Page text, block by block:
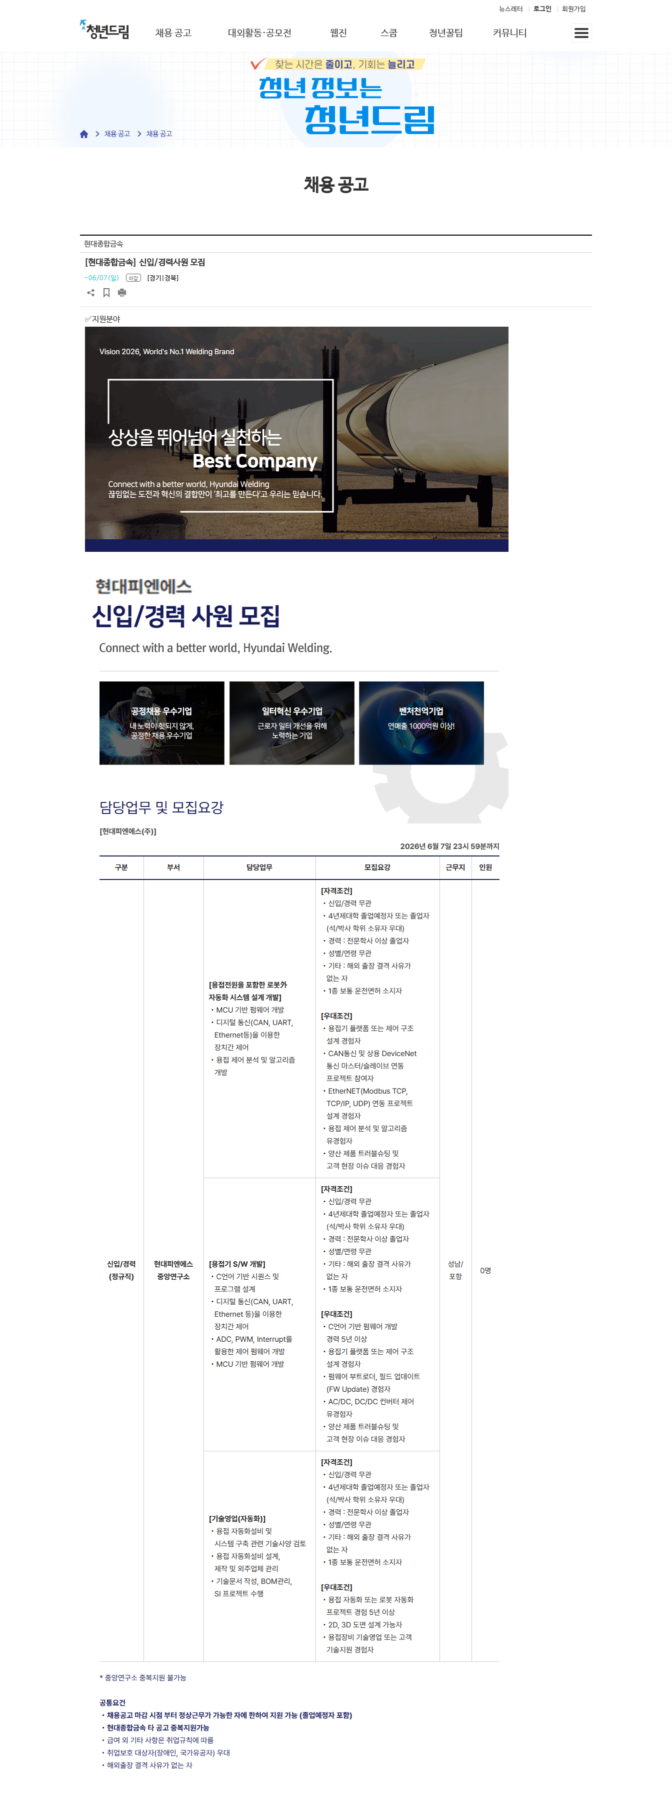
뉴스레터 로그인 회원가입
채용 공고 대외활동·공모전 웹진 스쿱 청년꿀팁 커뮤니티
채용 공고 채용 공고
채용 공고
현대종합금속
[현대종합금속] 신입/경력사원 모집
~06/07(일) 마감 [경기|경북]
✅지원분야